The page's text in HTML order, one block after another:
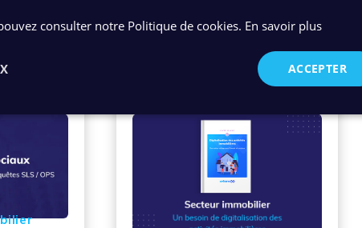
Contenus suggérés
consulter notre Politique de cookies. En savoir plus
ACCEPTER